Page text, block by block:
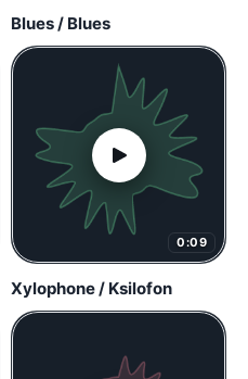
Blues / Blues
0:09
Xylophone / Ksilofon